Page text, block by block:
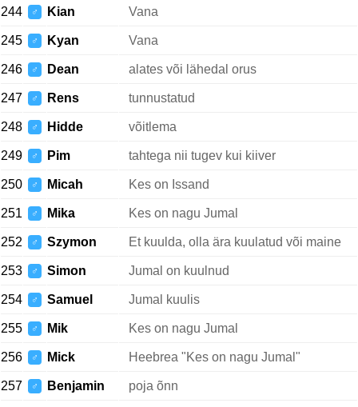
244 ♂ Kian Vana
245 ♂ Kyan Vana
246 ♂ Dean alates või lähedal orus
247 ♂ Rens tunnustatud
248 ♂ Hidde võitlema
249 ♂ Pim tahtega nii tugev kui kiiver
250 ♂ Micah Kes on Issand
251 ♂ Mika Kes on nagu Jumal
252 ♂ Szymon Et kuulda, olla ära kuulatud või maine
253 ♂ Simon Jumal on kuulnud
254 ♂ Samuel Jumal kuulis
255 ♂ Mik Kes on nagu Jumal
256 ♂ Mick Heebrea "Kes on nagu Jumal"
257 ♂ Benjamin poja õnn